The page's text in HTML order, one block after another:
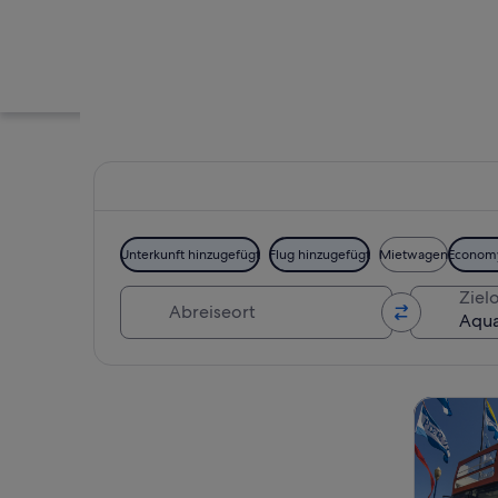
Ein Aquarium mit
Unterkunft hinzugefügt Flug hinzugefügt Mietwagen
Touren